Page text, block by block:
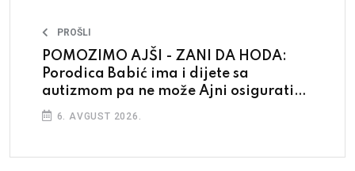
PROŠLI
POMOZIMO AJŠI - ZANI DA HODA:
Porodica Babić ima i dijete sa
autizmom pa ne može Ajni osigurati
sredstva
6. AVGUST 2026.